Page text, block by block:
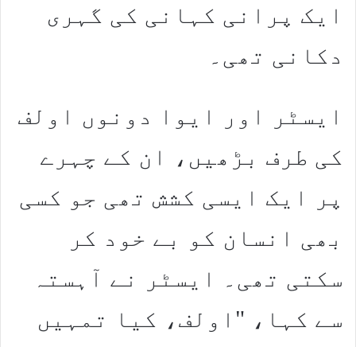
ایک پرانی کہانی کی گہری
دکانی تھی۔
ایسٹر اور ایوا دونوں اولف
کی طرف بڑھیں، ان کے چہرے
پر ایک ایسی کشش تھی جو کسی
بھی انسان کو بے خود کر
سکتی تھی۔ ایسٹر نے آہستہ
سے کہا، "اولف، کیا تمہیں